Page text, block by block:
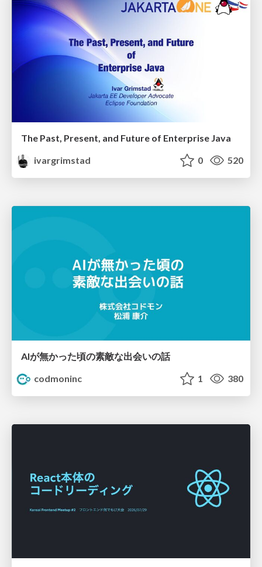
The Past, Present, and Future of Enterprise Java
ivargrimstad
0 520
AIが無かった頃の素敵な出会いの話
codmoninc
1 380